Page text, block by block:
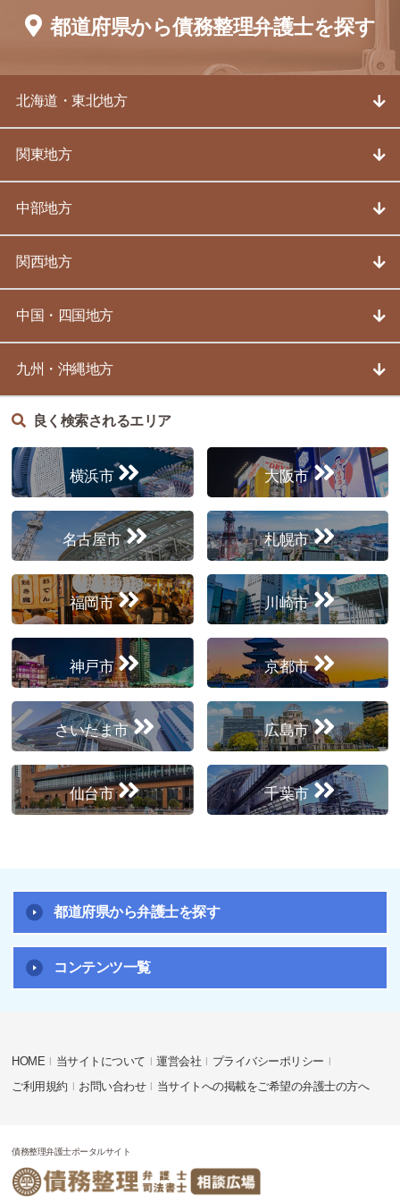
都道府県から債務整理弁護士を探す
北海道・東北地方
関東地方
中部地方
関西地方
中国・四国地方
九州・沖縄地方
良く検索されるエリア
横浜市 大阪市
名古屋市 札幌市
福岡市 川崎市
神戸市 京都市
さいたま市 広島市
仙台市 千葉市
都道府県から弁護士を探す
コンテンツ一覧
HOME 当サイトについて 運営会社
プライバシーポリシー
ご利用規約
お問い合わせ 当サイトへの掲載をご希望の弁護士の方へ
債務整理弁護士ポータルサイト